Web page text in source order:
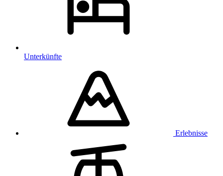
Unterkünfte
Erlebnisse